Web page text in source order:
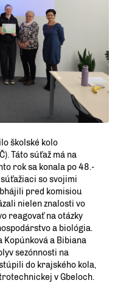
školské kolo
Táto súťaž má na
rok sa konala po 48.-
so svojimi
pred komisiou
nielen znalosti vo
reagovať na otázky
a biológia.
a Bibiana
sezónnosti na
do krajského kola,
v Gbeloch.